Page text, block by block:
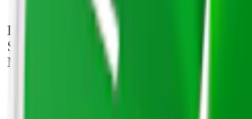
Du kan läsa mer om Nordic Spirit
Spirit
Lime Max 6
och
Max 6